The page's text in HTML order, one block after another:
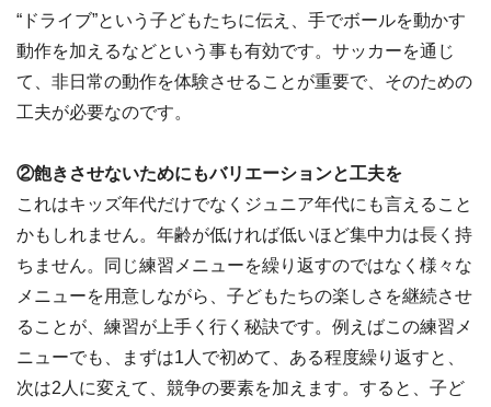
“ドライブ”という子どもたちに伝え、手でボールを動かす
動作を加えるなどという事も有効です。サッカーを通じ
て、非日常の動作を体験させることが重要で、そのための
工夫が必要なのです。
②飽きさせないためにもバリエーションと工夫を
これはキッズ年代だけでなくジュニア年代にも言えること
かもしれません。年齢が低ければ低いほど集中力は長く持
ちません。同じ練習メニューを繰り返すのではなく様々な
メニューを用意しながら、子どもたちの楽しさを継続させ
ることが、練習が上手く行く秘訣です。例えばこの練習メ
ニューでも、まずは1人で初めて、ある程度繰り返すと、
次は2人に変えて、競争の要素を加えます。すると、子ど